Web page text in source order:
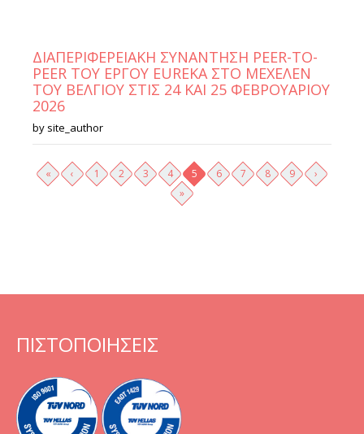
ΔΙΑΠΕΡΙΦΕΡΕΙΑΚΗ ΣΥΝΑΝΤΗΣΗ PEER-TO-
PEER ΤΟΥ ΕΡΓΟΥ EUREKA ΣΤΟ ΜΕΧΕΛΕΝ
ΤΟΥ ΒΕΛΓΙΟΥ ΣΤΙΣ 24 ΚΑΙ 25 ΦΕΒΡΟΥΑΡΙΟΥ
2026
by site_author
Σελίδες
« ‹ 1 2 3 4 5 6 7 8 9
›
»
ΠΙΣΤΟΠΟΙΗΣΕΙΣ